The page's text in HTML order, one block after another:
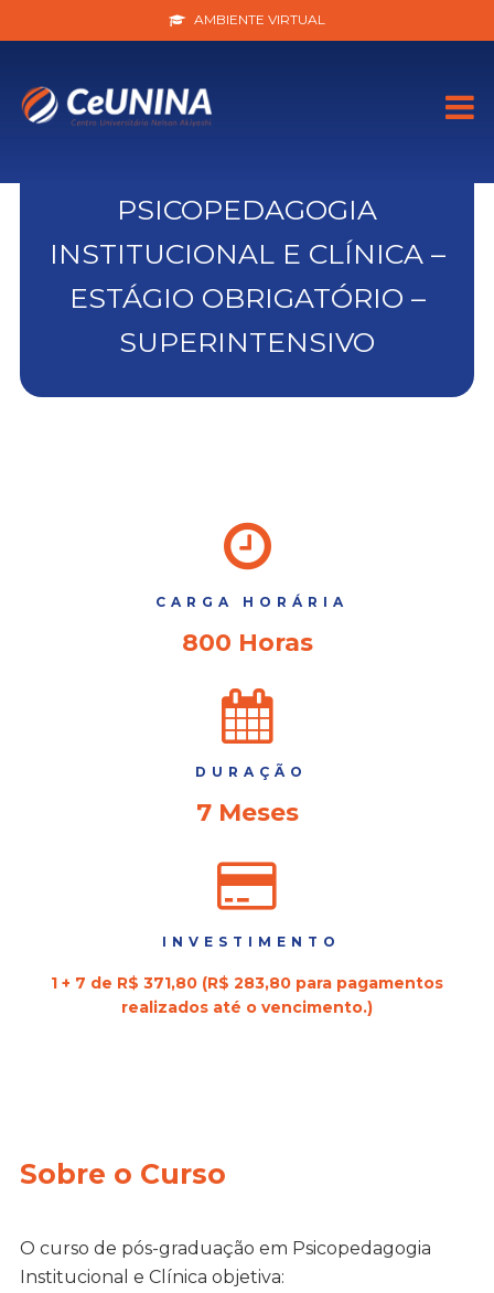
AMBIENTE VIRTUAL
PSICOPEDAGOGIA
INSTITUCIONAL E CLÍNICA –
ESTÁGIO OBRIGATÓRIO –
SUPERINTENSIVO
CARGA HORÁRIA
800 Horas
DURAÇÃO
7 Meses
INVESTIMENTO
1 + 7 de R$ 371,80 (R$ 283,80 para pagamentos
realizados até o vencimento.)
Sobre o Curso
O curso de pós-graduação em Psicopedagogia
Institucional e Clínica objetiva: